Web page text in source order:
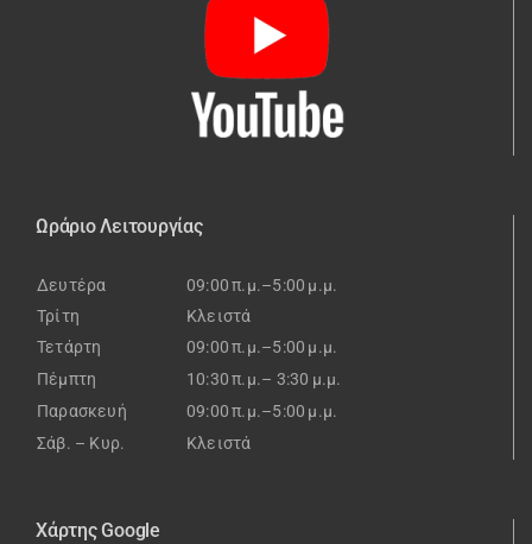
Ωράριο Λειτουργίας
Δευτέρα
09:00 π.μ.–5:00 μ.μ.
Τρίτη
Κλειστά
Τετάρτη
09:00 π.μ.–5:00 μ.μ.
Πέμπτη
10:30 π.μ.– 3:30 μ.μ.
Παρασκευή
09:00 π.μ.–5:00 μ.μ.
Σάβ. – Κυρ.
Κλειστά
Χάρτης Google